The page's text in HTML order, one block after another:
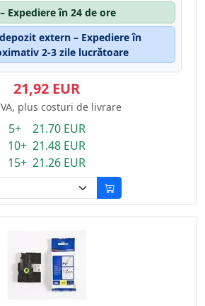
Expediere în 24 de ore
extern – Expediere în
2-3 zile lucrătoare
21,92 EUR
plus costuri de livrare
5+ 21.70 EUR
10+ 21.48 EUR
15+ 21.26 EUR